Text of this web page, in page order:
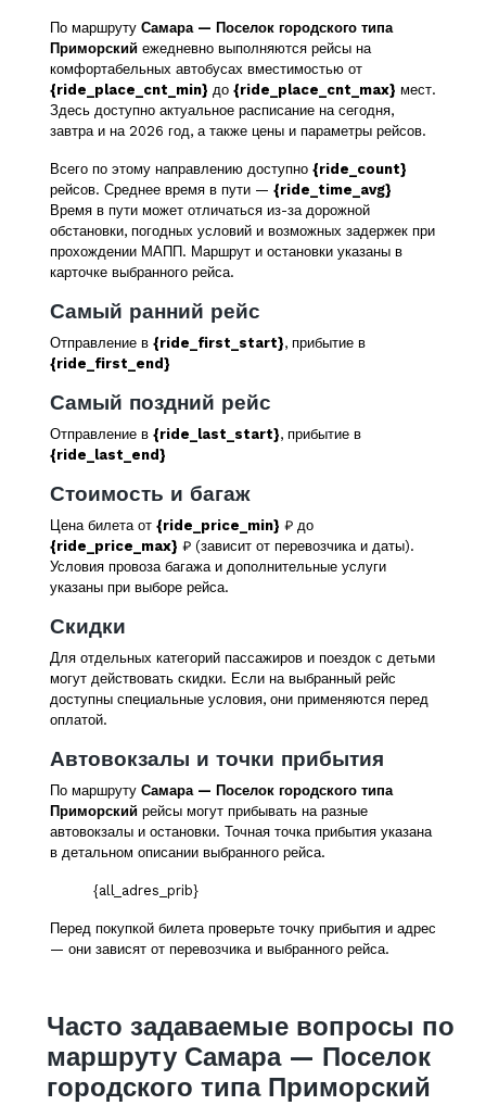
По маршруту Самара — Поселок городского типа
Приморский ежедневно выполняются рейсы на
комфортабельных автобусах вместимостью от
{ride_place_cnt_min} до {ride_place_cnt_max} мест.
Здесь доступно актуальное расписание на сегодня,
завтра и на 2026 год, а также цены и параметры рейсов.
Всего по этому направлению доступно {ride_count}
рейсов. Среднее время в пути — {ride_time_avg}
Время в пути может отличаться из-за дорожной
обстановки, погодных условий и возможных задержек при
прохождении МАПП. Маршрут и остановки указаны в
карточке выбранного рейса.
Самый ранний рейс
Отправление в {ride_first_start}, прибытие в
{ride_first_end}
Самый поздний рейс
Отправление в {ride_last_start}, прибытие в
{ride_last_end}
Стоимость и багаж
Цена билета от {ride_price_min} ₽ до
{ride_price_max} ₽ (зависит от перевозчика и даты).
Условия провоза багажа и дополнительные услуги
указаны при выборе рейса.
Скидки
Для отдельных категорий пассажиров и поездок с детьми
могут действовать скидки. Если на выбранный рейс
доступны специальные условия, они применяются перед
оплатой.
Автовокзалы и точки прибытия
По маршруту Самара — Поселок городского типа
Приморский рейсы могут прибывать на разные
автовокзалы и остановки. Точная точка прибытия указана
в детальном описании выбранного рейса.
{all_adres_prib}
Перед покупкой билета проверьте точку прибытия и адрес
— они зависят от перевозчика и выбранного рейса.
Часто задаваемые вопросы по
маршруту Самара — Поселок
городского типа Приморский